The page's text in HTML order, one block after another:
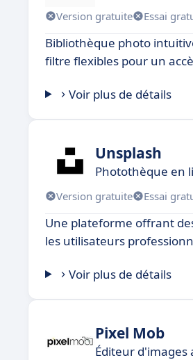
Version gratuite Essai
Bibliothèque photo
filtre flexibles pour un
Voir plus de détails
Unsplash
Photothèque en
Version gratuite Essai
Une plateforme offrant
les utilisateurs
Voir plus de détails
Pixel Mob
Éditeur d'images